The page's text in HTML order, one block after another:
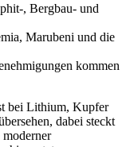
, Bergbau- und
Marubeni und die
kommen
bei Lithium, Kupfer
dabei steckt